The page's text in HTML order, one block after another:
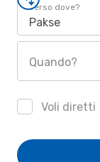
Verso dove?
Pakse
Quando?
Voli diretti